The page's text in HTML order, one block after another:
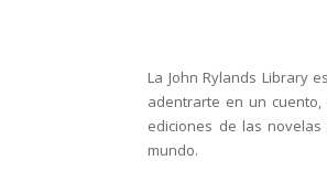
La John Rylands Library
adentrarte en un
ediciones de las
mundo.